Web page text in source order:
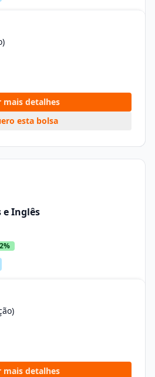
mais detalhes
esta bolsa
e Inglês
mais detalhes